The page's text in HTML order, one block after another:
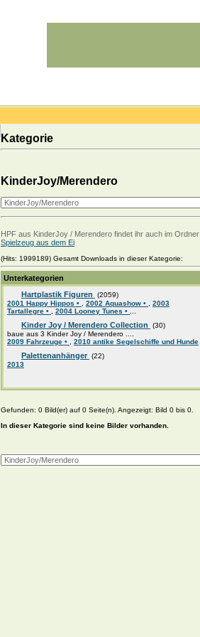
Kategorie
KinderJoy/Merendero
HPF aus KinderJoy / Merendero findet ihr auch im Ordner
Spielzeug aus dem Ei
(Hits: 1999189) Gesamt Downloads in dieser Kategorie:
Unterkategorien
Hartplastik Figuren
(2059)
2001 Happy Hippos •
2002 Aquashow •
2003
Tartallegre •
2004 Looney Tunes •
Kinder Joy / Merendero Collection
(30)
baue aus 3 Kinder Joy / Merendero ....
2009 Fahrzeuge •
2010 antike Segelschiffe und Hunde
Palettenanhänger (22)
2013
Gefunden: 0 Bild(er) auf 0 Seite(n). Angezeigt: Bild 0 bis 0.
In dieser Kategorie sind keine Bilder vorhanden.